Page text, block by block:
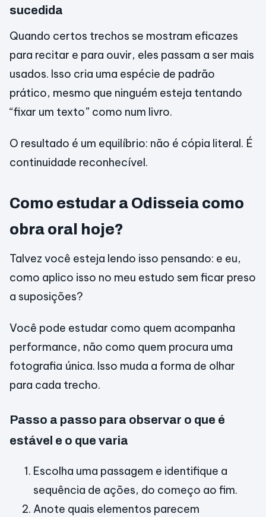
sucedida
Quando certos trechos se mostram eficazes
para recitar e para ouvir, eles passam a ser mais
usados. Isso cria uma espécie de padrão
prático, mesmo que ninguém esteja tentando
“fixar um texto” como num livro.
O resultado é um equilíbrio: não é cópia literal. É
continuidade reconhecível.
Como estudar a Odisseia como
obra oral hoje?
Talvez você esteja lendo isso pensando: e eu,
como aplico isso no meu estudo sem ficar preso
a suposições?
Você pode estudar como quem acompanha
performance, não como quem procura uma
fotografia única. Isso muda a forma de olhar
para cada trecho.
Passo a passo para observar o que é
estável e o que varia
Escolha uma passagem e identifique a
sequência de ações, do começo ao fim.
Anote quais elementos parecem